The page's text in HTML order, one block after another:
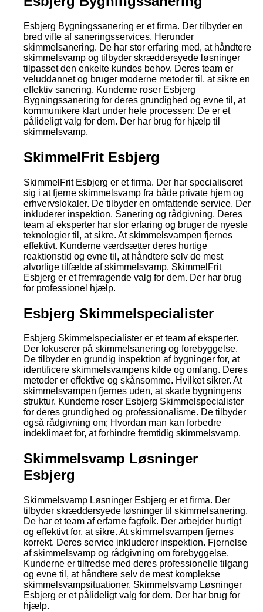
Esbjerg Bygningssanering er et firma. Der tilbyder en
bred vifte af saneringsservices. Herunder
skimmelsanering. De har stor erfaring med, at håndtere
skimmelsvamp og tilbyder skræddersyede løsninger
tilpasset den enkelte kundes behov. Deres team er
veluddannet og bruger moderne metoder til, at sikre en
effektiv sanering. Kunderne roser Esbjerg
Bygningssanering for deres grundighed og evne til, at
kommunikere klart under hele processen; De er et
pålideligt valg for dem. Der har brug for hjælp til
skimmelsvamp.
SkimmelFrit Esbjerg
SkimmelFrit Esbjerg er et firma. Der har specialiseret
sig i at fjerne skimmelsvamp fra både private hjem og
erhvervslokaler. De tilbyder en omfattende service. Der
inkluderer inspektion. Sanering og rådgivning. Deres
team af eksperter har stor erfaring og bruger de nyeste
teknologier til, at sikre. At skimmelsvampen fjernes
effektivt. Kunderne værdsætter deres hurtige
reaktionstid og evne til, at håndtere selv de mest
alvorlige tilfælde af skimmelsvamp. SkimmelFrit
Esbjerg er et fremragende valg for dem. Der har brug
for professionel hjælp.
Esbjerg Skimmelspecialister
Esbjerg Skimmelspecialister er et team af eksperter.
Der fokuserer på skimmelsanering og forebyggelse.
De tilbyder en grundig inspektion af bygninger for, at
identificere skimmelsvampens kilde og omfang. Deres
metoder er effektive og skånsomme. Hvilket sikrer. At
skimmelsvampen fjernes uden, at skade bygningens
struktur. Kunderne roser Esbjerg Skimmelspecialister
for deres grundighed og professionalisme. De tilbyder
også rådgivning om; Hvordan man kan forbedre
indeklimaet for, at forhindre fremtidig skimmelsvamp.
Skimmelsvamp Løsninger
Esbjerg
Skimmelsvamp Løsninger Esbjerg er et firma. Der
tilbyder skræddersyede løsninger til skimmelsanering.
De har et team af erfarne fagfolk. Der arbejder hurtigt
og effektivt for, at sikre. At skimmelsvampen fjernes
korrekt. Deres service inkluderer inspektion. Fjernelse
af skimmelsvamp og rådgivning om forebyggelse.
Kunderne er tilfredse med deres professionelle tilgang
og evne til, at håndtere selv de mest komplekse
skimmelsvampsituationer. Skimmelsvamp Løsninger
Esbjerg er et pålideligt valg for dem. Der har brug for
hjælp.